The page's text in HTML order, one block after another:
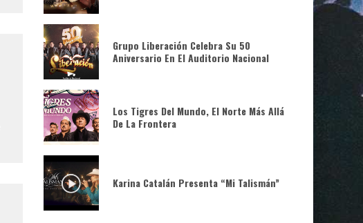
Grupo Liberación Celebra Su 50
Aniversario En El Auditorio Nacional
Los Tigres Del Mundo, El Norte Más Allá
De La Frontera
Karina Catalán Presenta “Mi Talismán”